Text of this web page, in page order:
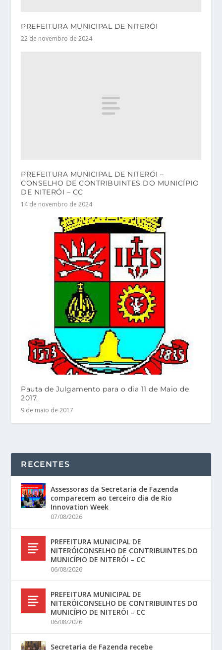
PREFEITURA MUNICIPAL DE NITERÓI
22 de novembro de 2024
PREFEITURA MUNICIPAL DE NITERÓI –
CONSELHO DE CONTRIBUINTES DO MUNICÍPIO
DE NITERÓI – CC
14 de novembro de 2024
Pauta de Julgamento para o dia 11 de Maio de
2017.
9 de maio de 2017
RECENTES
Assessoras da Secretaria de Fazenda
comparecem ao terceiro dia de Rio
Innovation Week
07/08/2026
PREFEITURA MUNICIPAL DE
NITERÓICONSELHO DE CONTRIBUINTES DO
MUNICÍPIO DE NITERÓI – CC
06/08/2026
PREFEITURA MUNICIPAL DE
NITERÓICONSELHO DE CONTRIBUINTES DO
MUNICÍPIO DE NITERÓI – CC
06/08/2026
Secretaria de Fazenda recebe